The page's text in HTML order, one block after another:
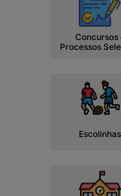
Concursos
Processos
Escolinhas